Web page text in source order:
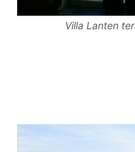
Villa Lanten